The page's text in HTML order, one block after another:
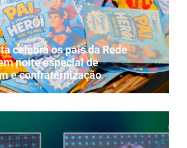
celebra os pais da Rede
noite especial de
e confraternização